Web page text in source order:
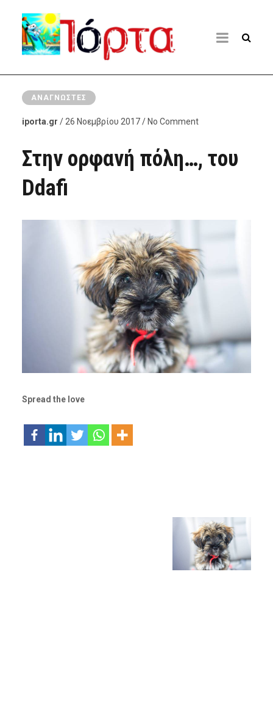
ΑΝΑΓΝΏΣΤΕΣ
iporta.gr / 26 Νοεμβρίου 2017 / No Comment
Στην ορφανή πόλη…, του
Ddafi
Spread the love